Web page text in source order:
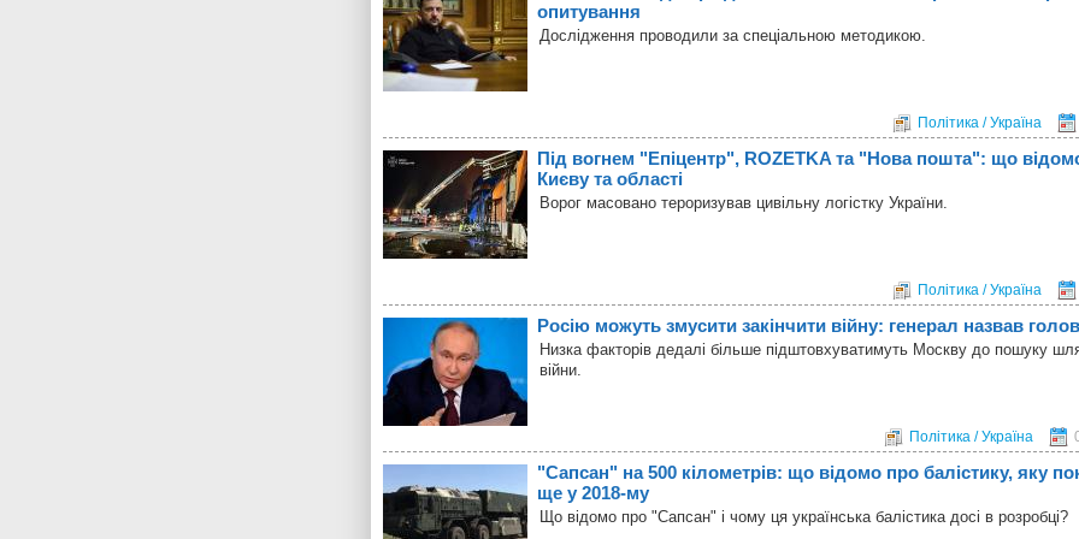
опитування
Дослідження проводили за спеціальною методикою.
Політика / Україна
Під вогнем "Епіцентр", ROZETKA та "Нова пошта": що
Києву та області
Ворог масовано тероризував цивільну логістку України.
Політика / Україна
Росію можуть змусити закінчити війну: генерал назвав
Низка факторів дедалі більше підштовхуватимуть Москву до пошуку
війни.
Політика / Україна
"Сапсан" на 500 кілометрів: що відомо про балістику, яку
ще у 2018-му
Що відомо про "Сапсан" і чому ця українська балістика досі в розробці?